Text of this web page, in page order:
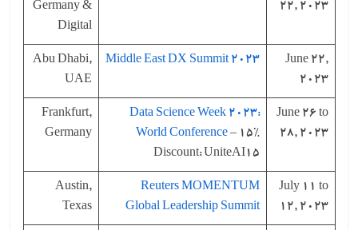
22, 2023
Germany &
Digital
June 22,
2023
Middle East DX Summit 2023
Abu Dhabi,
UAE
June 26 to
28, 2023
Data Science Week 2023:
World Conference– 15%
Discount: UniteAI15
Frankfurt,
Germany
July 11 to
12, 2023
Reuters MOMENTUM
Global Leadership Summit
Austin,
Texas